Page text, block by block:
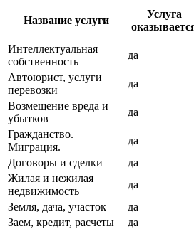
Название услуги
Услуга
Интеллектуальная
собственность
да
Автоюрист, услуги
перевозки
да
Возмещение вреда и
убытков
да
Гражданство.
Миграция.
да
Договоры и сделки
да
Жилая и нежилая
недвижимость
да
Земля, дача, участок
да
Заем, кредит, расчеты
да